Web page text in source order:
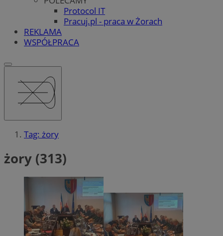
Protocol IT
Pracuj.pl - praca w Żorach
REKLAMA
WSPÓŁPRACA
Tag: żory
żory (313)